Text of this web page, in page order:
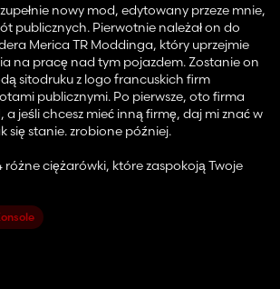
nowy mod, edytowany przeze mnie,
publicznych. Pierwotnie należał on do
Merica TR Moddinga, który uprzejmie
na pracę nad tym pojazdem. Zostanie on
sitodruku z logo francuskich firm
publicznymi. Po pierwsze, oto firma
a jeśli chcesz mieć inną firmę, daj mi znać w
się stanie. zrobione później.
różne ciężarówki, które zaspokoją Twoje
C480 z podwoziem 6x4 i krótką wywrotką
C480 z podwoziem 8x4 i długą wywrotką